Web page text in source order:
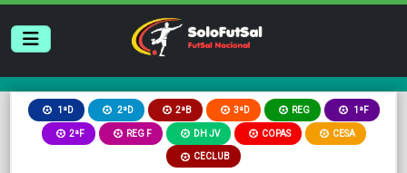
1ªD 2ªD 2ªB 3ªD REG 1ªF
2ªF REG F DH JV COPAS CESA
CECLUB